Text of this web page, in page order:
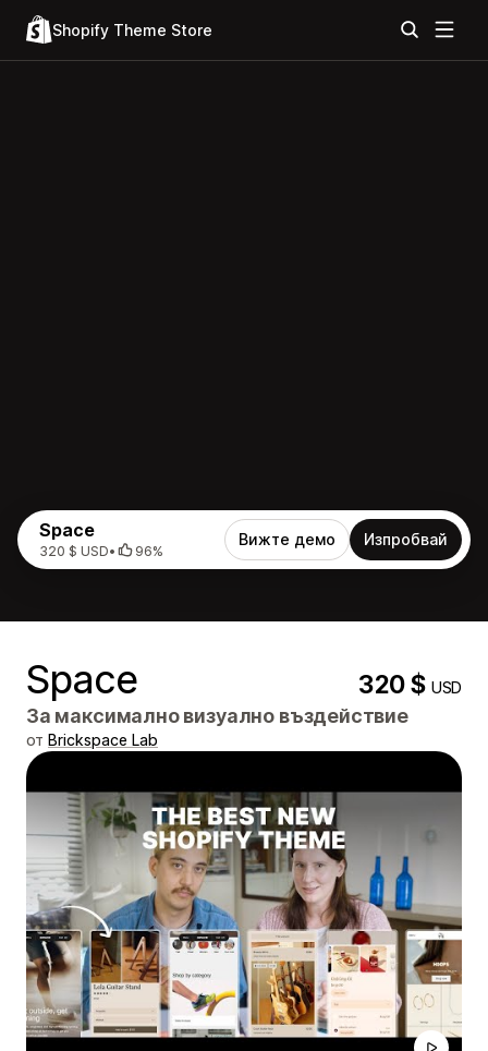
Shopify Theme Store
Space
320 $ USD• 96%
Вижте демо Изпробвай
Space 320 $USD
За максимално визуално въздействие
от Brickspace Lab